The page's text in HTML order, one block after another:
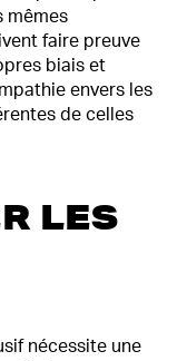
mêmes
faire preuve
biais et
envers les
de celles
LES
nécessite une